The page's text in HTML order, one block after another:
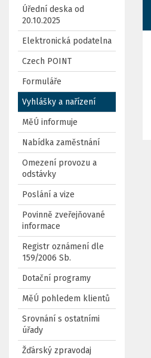
Úřední deska od
20.10.2025
Elektronická podatelna
Czech POINT
Formuláře
Vyhlášky a nařízení
MěÚ informuje
Nabídka zaměstnání
Omezení provozu a
odstávky
Poslání a vize
Povinně zveřejňované
informace
Registr oznámení dle
159/2006 Sb.
Dotační programy
MěÚ pohledem klientů
Srovnání s ostatními
úřady
Žďárský zpravodaj